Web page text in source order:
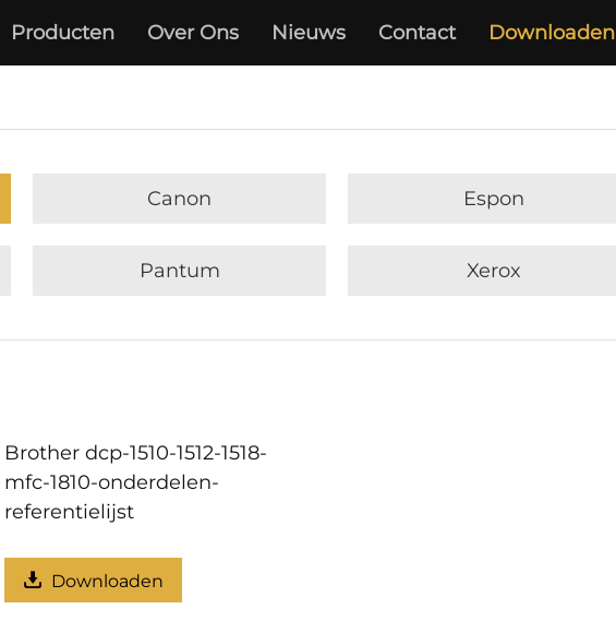
Producten Over Ons Nieuws Contact Downloaden
Canon Espon
Pantum Xerox
Brother dcp-1510-1512-1518-
mfc-1810-onderdelen-
referentielijst
Downloaden